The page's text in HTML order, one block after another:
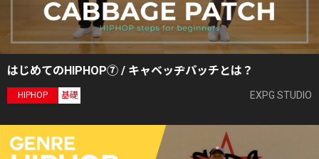
はじめてのHIPHOP⑦ / キャベッヂパッチとは？
HIPHOP 基礎 EXPG STUDIO